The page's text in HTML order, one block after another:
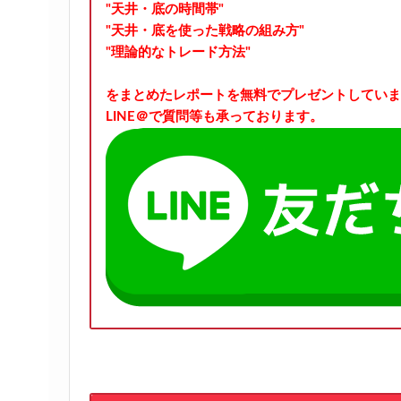
"天井・底の時間帯"
"天井・底を使った戦略の組み方"
"理論的なトレード方法"
をまとめたレポートを無料でプレゼントしてい
LINE＠で質問等も承っております。